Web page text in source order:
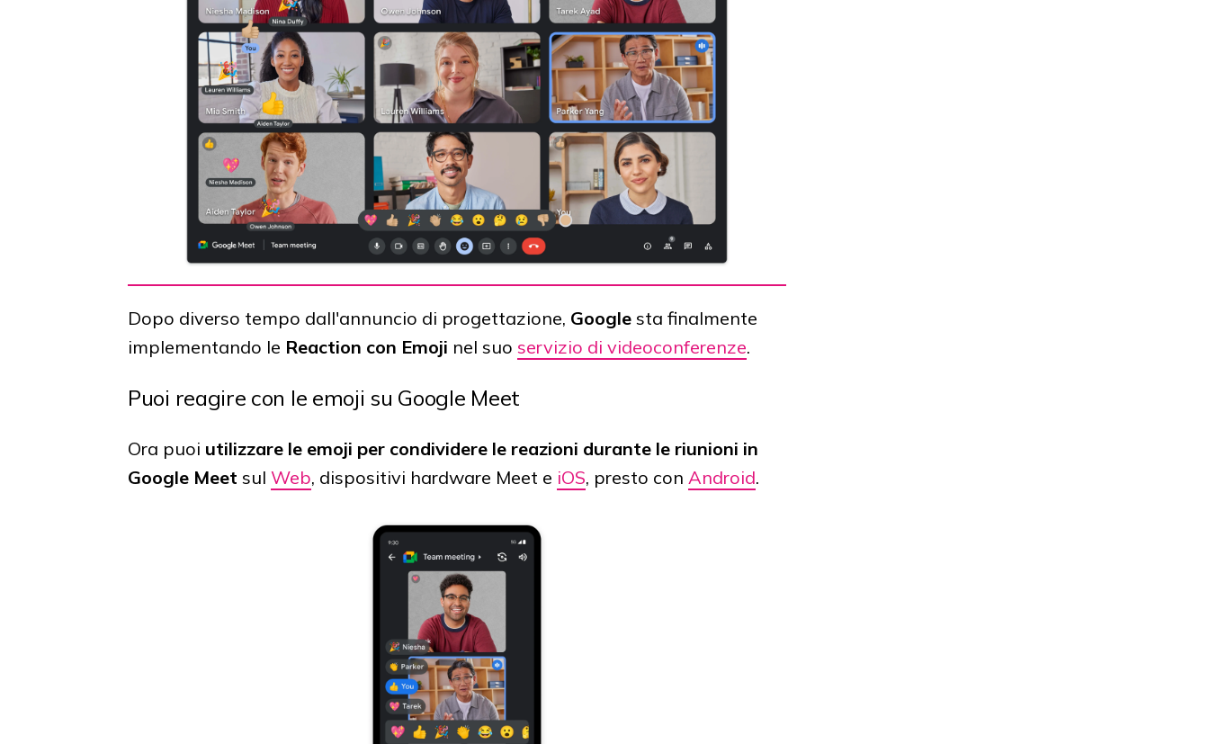
Dopo diverso tempo dall'annuncio di progettazione, Google sta finalmente
implementando le Reaction con Emoji nel suo servizio di videoconferenze.
Puoi reagire con le emoji su Google Meet
Ora puoi utilizzare le emoji per condividere le reazioni durante le riunioni in
Google Meet sul Web, dispositivi hardware Meet e iOS, presto con Android.